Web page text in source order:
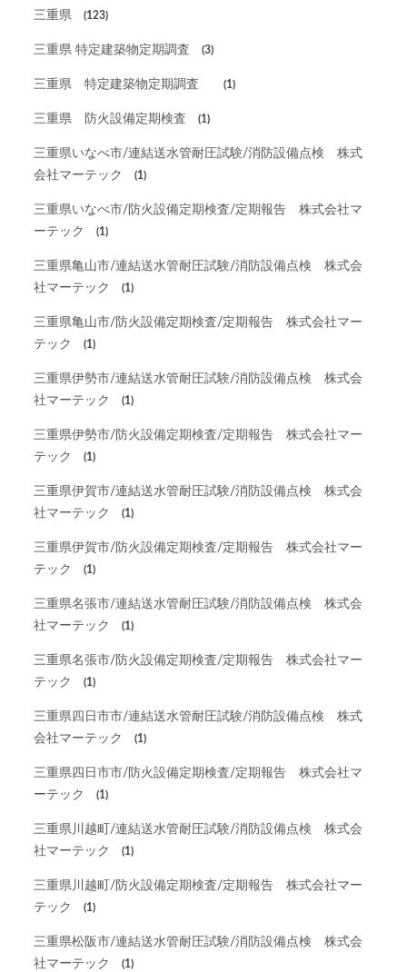
三重県 (123)
三重県 特定建築物定期調査 (3)
三重県 特定建築物定期調査 (1)
三重県 防火設備定期検査 (1)
三重県いなべ市/連結送水管耐圧試験/消防設備点検 株式
会社マーテック
(1)
三重県いなべ市/防火設備定期検査/定期報告 株式会社マ
ーテック
(1)
三重県亀山市/連結送水管耐圧試験/消防設備点検 株式会
社マーテック
(1)
三重県亀山市/防火設備定期検査/定期報告 株式会社マー
テック
(1)
三重県伊勢市/連結送水管耐圧試験/消防設備点検 株式会
社マーテック
(1)
三重県伊勢市/防火設備定期検査/定期報告 株式会社マー
テック
(1)
三重県伊賀市/連結送水管耐圧試験/消防設備点検 株式会
社マーテック
(1)
三重県伊賀市/防火設備定期検査/定期報告 株式会社マー
テック
(1)
三重県名張市/連結送水管耐圧試験/消防設備点検 株式会
社マーテック
(1)
三重県名張市/防火設備定期検査/定期報告 株式会社マー
テック
(1)
三重県四日市市/連結送水管耐圧試験/消防設備点検 株式
会社マーテック
(1)
三重県四日市市/防火設備定期検査/定期報告 株式会社マ
ーテック
(1)
三重県川越町/連結送水管耐圧試験/消防設備点検 株式会
社マーテック
(1)
三重県川越町/防火設備定期検査/定期報告 株式会社マー
テック
(1)
三重県松阪市/連結送水管耐圧試験/消防設備点検 株式会
社マーテック
(1)